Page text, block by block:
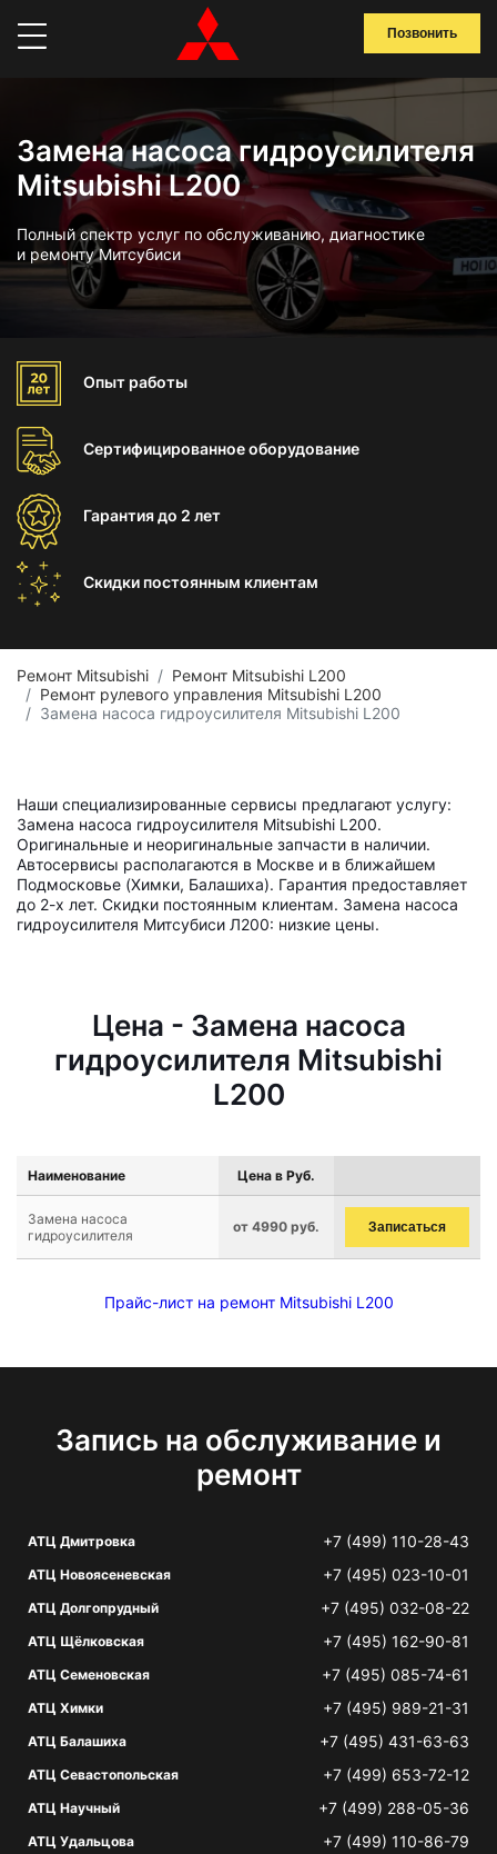
Позвонить
Замена насоса гидроусилителя
Mitsubishi L200
Полный спектр услуг по обслуживанию, диагностике
и ремонту Митсубиси
Опыт работы
Сертифицированноеоборудование
Гарантиядо 2 лет
Скидки постоянным клиентам
Ремонт Mitsubishi
Ремонт Mitsubishi L200
Ремонт рулевого управления Mitsubishi L200
Замена насоса гидроусилителя Mitsubishi L200
Наши специализированные сервисы предлагают услугу:
Замена насоса гидроусилителя Mitsubishi L200.
Оригинальные и неоригинальные запчасти в наличии.
Автосервисы располагаются в Москве и в ближайшем
Подмосковье (Химки, Балашиха). Гарантия предоставляет
до 2-х лет. Скидки постоянным клиентам. Замена насоса
гидроусилителя Митсубиси Л200: низкие цены.
Цена - Замена насоса
гидроусилителя Mitsubishi
L200
Наименование Цена в Руб.
Замена насоса
гидроусилителя
от 4990 руб. Записаться
Прайс-лист на ремонт Mitsubishi L200
Запись на обслуживание и
ремонт
АТЦ Дмитровка +7 (499) 110-28-43
АТЦ Новоясеневская +7 (495) 023-10-01
АТЦ Долгопрудный +7 (495) 032-08-22
АТЦ Щёлковская +7 (495) 162-90-81
АТЦ Семеновская +7 (495) 085-74-61
АТЦ Химки +7 (495) 989-21-31
АТЦ Балашиха +7 (495) 431-63-63
АТЦ Севастопольская +7 (499) 653-72-12
АТЦ Научный +7 (499) 288-05-36
АТЦ Удальцова +7 (499) 110-86-79